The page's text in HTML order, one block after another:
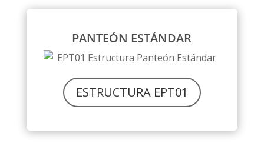
PANTEÓN ESTÁNDAR
ESTRUCTURA EPT01